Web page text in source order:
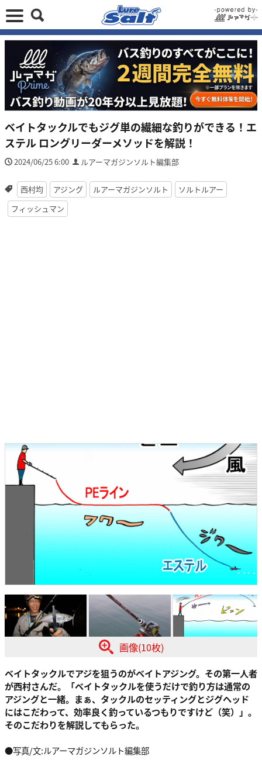
ベイトタックルでもジグ単の繊細な釣りができる！エ
ステル ロングリーダーメソッドを解説！
2024/06/25 6:00 ルアーマガジンソルト編集部
西村均 アジング ルアーマガジンソルト
ソルトルアー
フィッシュマン
画像(10枚)
ベイトタックルでアジを狙うのがベイトアジング。その第一人者
が西村さんだ。「ベイトタックルを使うだけで釣り方は通常の
アジングと一緒。まぁ、タックルのセッティングとジグヘッド
にはこだわって、効率良く釣っているつもりですけど（笑）」。
そのこだわりを解説してもらった。
●写真/文:ルアーマガジンソルト編集部